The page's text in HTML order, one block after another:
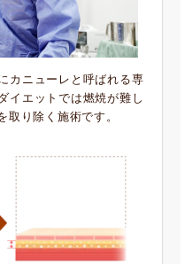
カニューレと呼ばれる専
イエットでは燃焼が難し
取り除く施術です。